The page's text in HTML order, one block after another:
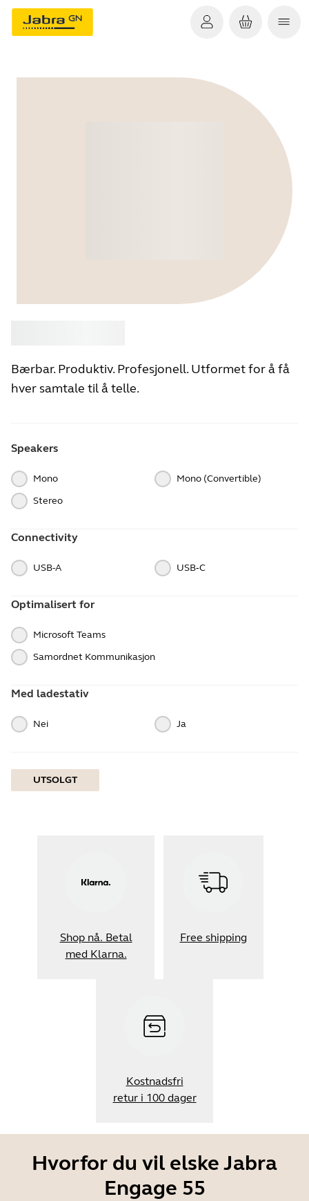
Bærbar. Produktiv. Profesjonell. Utformet for å få
hver samtale til å telle.
Speakers
Mono
Mono (Convertible)
Stereo
Connectivity
USB-A USB‑C
Optimalisert for
Microsoft Teams
Samordnet Kommunikasjon
Med ladestativ
Nei Ja
UTSOLGT
Shop nå. Betal
med Klarna.
Free shipping
Kostnadsfri
retur i 100 dager
Hvorfor du vil elske Jabra
Engage 55